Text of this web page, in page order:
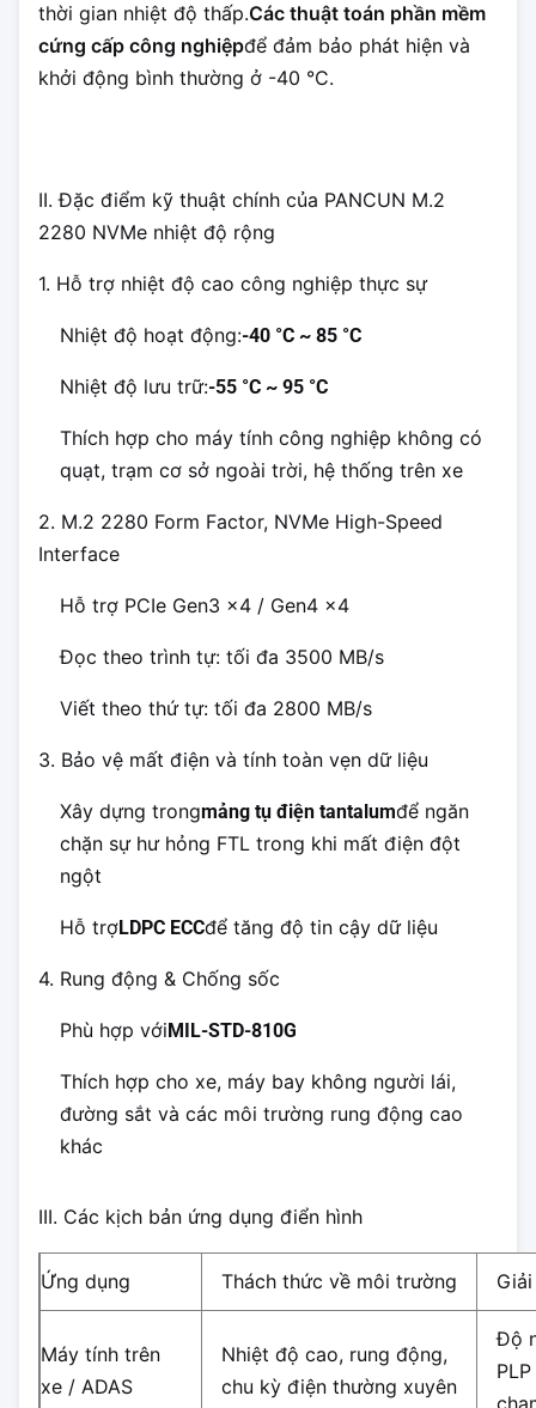
thời gian nhiệt độ thấp.Các thuật toán phần mềm
cứng cấp công nghiệpđể đảm bảo phát hiện và
khởi động bình thường ở -40 °C.
II. Đặc điểm kỹ thuật chính của PANCUN M.2
2280 NVMe nhiệt độ rộng
1. Hỗ trợ nhiệt độ cao công nghiệp thực sự
Nhiệt độ hoạt động:-40 °C ~ 85 °C
Nhiệt độ lưu trữ:-55 °C ~ 95 °C
Thích hợp cho máy tính công nghiệp không có
quạt, trạm cơ sở ngoài trời, hệ thống trên xe
2. M.2 2280 Form Factor, NVMe High-Speed
Interface
Hỗ trợ PCIe Gen3 x4 / Gen4 x4
Đọc theo trình tự: tối đa 3500 MB/s
Viết theo thứ tự: tối đa 2800 MB/s
3. Bảo vệ mất điện và tính toàn vẹn dữ liệu
Xây dựng trongmảng tụ điện tantalumđể ngăn
chặn sự hư hỏng FTL trong khi mất điện đột
ngột
Hỗ trợLDPC ECCđể tăng độ tin cậy dữ liệu
4. Rung động & Chống sốc
Phù hợp vớiMIL-STD-810G
Thích hợp cho xe, máy bay không người lái,
đường sắt và các môi trường rung động cao
khác
III. Các kịch bản ứng dụng điển hình
Ứng dụng Thách thức về môi trường
Máy tính trên
xe / ADAS
Nhiệt độ cao, rung động,
chu kỳ điện thường xuyên
Độ